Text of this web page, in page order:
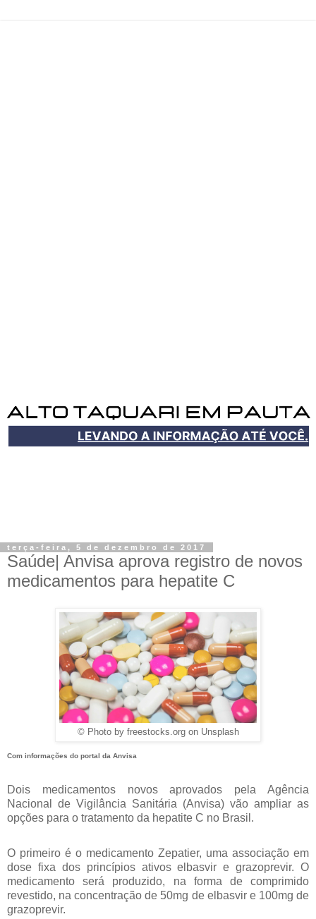
terça-feira, 5 de dezembro de 2017
Saúde| Anvisa aprova registro de novos
medicamentos para hepatite C
© Photo by freestocks.org on Unsplash
Com informações do portal da Anvisa
Dois medicamentos novos aprovados pela Agência
Nacional de Vigilância Sanitária (Anvisa) vão ampliar as
opções para o tratamento da hepatite C no Brasil.
O primeiro é o medicamento Zepatier, uma associação em
dose fixa dos princípios ativos elbasvir e grazoprevir. O
medicamento será produzido, na forma de comprimido
revestido, na concentração de 50mg de elbasvir e 100mg de
grazoprevir.